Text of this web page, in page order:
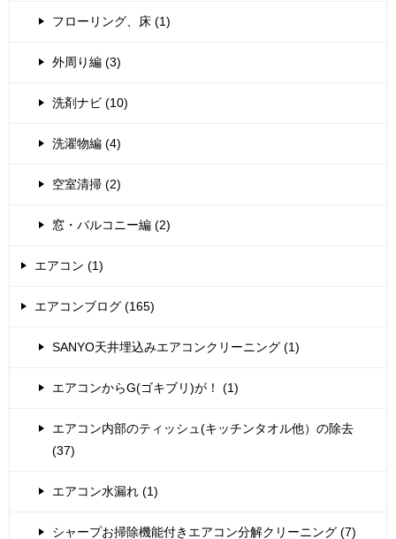
フローリング、床 (1)
外周り編 (3)
洗剤ナビ (10)
洗濯物編 (4)
空室清掃 (2)
窓・バルコニー編 (2)
エアコン (1)
エアコンブログ (165)
SANYO天井埋込みエアコンクリーニング (1)
エアコンからG(ゴキブリ)が！ (1)
エアコン内部のティッシュ(キッチンタオル他）の除去
(37)
エアコン水漏れ (1)
シャープお掃除機能付きエアコン分解クリーニング (7)